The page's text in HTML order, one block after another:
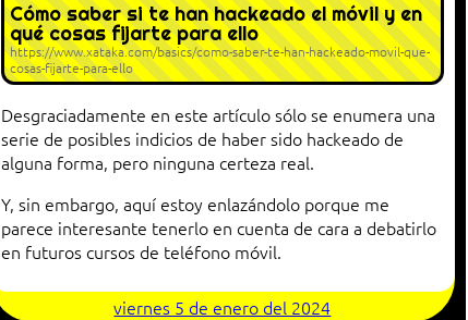
Cómo saber si te han hackeado el móvil y en
qué cosas fijarte para ello
https://www.xataka.com/basics/como-saber-te-han-hackeado-movil-que-
cosas-fijarte-para-ello
Desgraciadamente en este artículo sólo se enumera una
serie de posibles indicios de haber sido hackeado de
alguna forma, pero ninguna certeza real.
Y, sin embargo, aquí estoy enlazándolo porque me
parece interesante tenerlo en cuenta de cara a debatirlo
en futuros cursos de teléfono móvil.
viernes 5 de enero del 2024